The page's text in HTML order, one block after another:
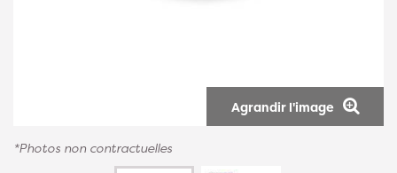
Agrandir l'image
*Photos non contractuelles